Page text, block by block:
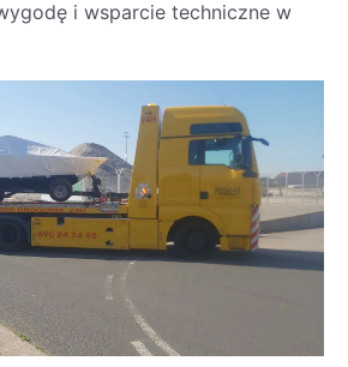
i wsparcie techniczne w